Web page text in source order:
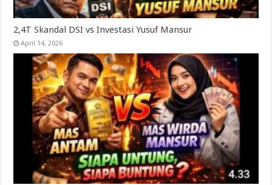
2,4T Skandal DSI vs Investasi Yusuf Mansur
April 14, 2026